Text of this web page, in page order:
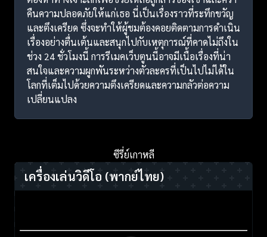
คืนความปลอดภัยให้แก่เธอ นี่เป็นเรื่องราวที่ระทึกขวัญ
และตึงเครียด ซึ่งจะทำให้ผู้ชมต้องคอยติดตามการดำเนิน
เรื่องอย่างตื่นเต้นและสนุกไปกับเหตุการณ์ที่คาดไม่ถึงใน
ช่วง 24 ชั่วโมงนี้ การรีเมคเว็บตูนนี้อาจมีเนื้อเรื่องที่น่า
สนใจและความผูกพันระหว่างตัวละครที่เป็นไปไม่ได้ใน
โลกที่เต็มไปด้วยความตึงเครียดและความกลัวต่อความ
เปลี่ยนแปลง
ซีรี่ย์เกาหลี
เครื่องเล่นวิดีโอ (พากย์ไทย)